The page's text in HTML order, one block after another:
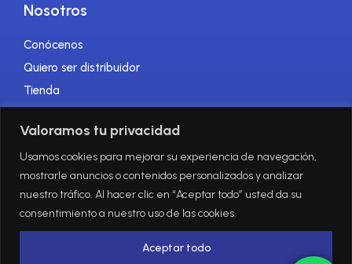
Valoramos tu privacidad
Usamos cookies para mejorar su experiencia de navegación,
mostrarle anuncios o contenidos personalizados y analizar
nuestro tráfico. Al hacer clic en “Aceptar todo” usted da su
consentimiento a nuestro uso de las cookies.
Aceptar todo
Nosotros
Conócenos
Quiero ser distribuidor
Tienda
Contacto
Redes sociales